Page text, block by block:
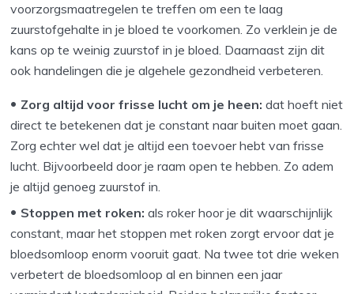
voorzorgsmaatregelen te treffen om een te laag
zuurstofgehalte in je bloed te voorkomen. Zo verklein je de
kans op te weinig zuurstof in je bloed. Daarnaast zijn dit
ook handelingen die je algehele gezondheid verbeteren.
Zorg altijd voor frisse lucht om je heen:dat hoeft niet
direct te betekenen dat je constant naar buiten moet gaan.
Zorg echter wel dat je altijd een toevoer hebt van frisse
lucht. Bijvoorbeeld door je raam open te hebben. Zo adem
je altijd genoeg zuurstof in.
Stoppen met roken: als roker hoor je dit waarschijnlijk
constant, maar het stoppen met roken zorgt ervoor dat je
bloedsomloop enorm vooruit gaat. Na twee tot drie weken
verbetert de bloedsomloop al en binnen een jaar